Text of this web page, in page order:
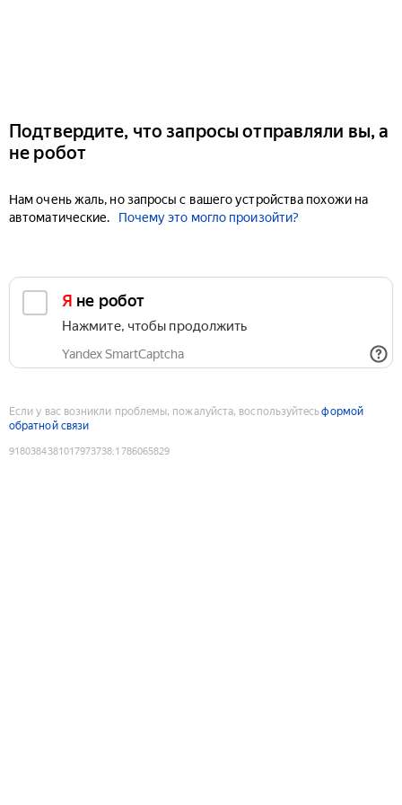
Подтвердите, что запросы отправляли вы, а
не робот
Нам очень жаль, но запросы с вашего устройства похожи на
автоматические.
Почему это могло произойти?
Я не робот
Нажмите, чтобы продолжить
Yandex SmartCaptcha
Если у вас возникли проблемы, пожалуйста, воспользуйтесьформой
обратной связи
9180384381017973738:1786065829